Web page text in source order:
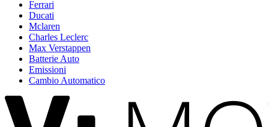
Ferrari
Ducati
Mclaren
Charles Leclerc
Max Verstappen
Batterie Auto
Emissioni
Cambio Automatico